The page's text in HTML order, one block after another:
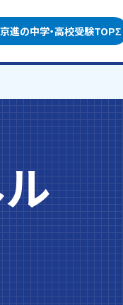
京進の中学・高校受験TOPΣ